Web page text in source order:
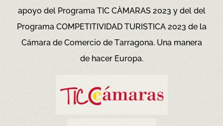
apoyo del Programa TIC CÀMARAS 2023 y del del
Programa COMPETITIVIDAD TURISTICA 2023 de la
Cámara de Comercio de Tarragona. Una manera
de hacer Europa.